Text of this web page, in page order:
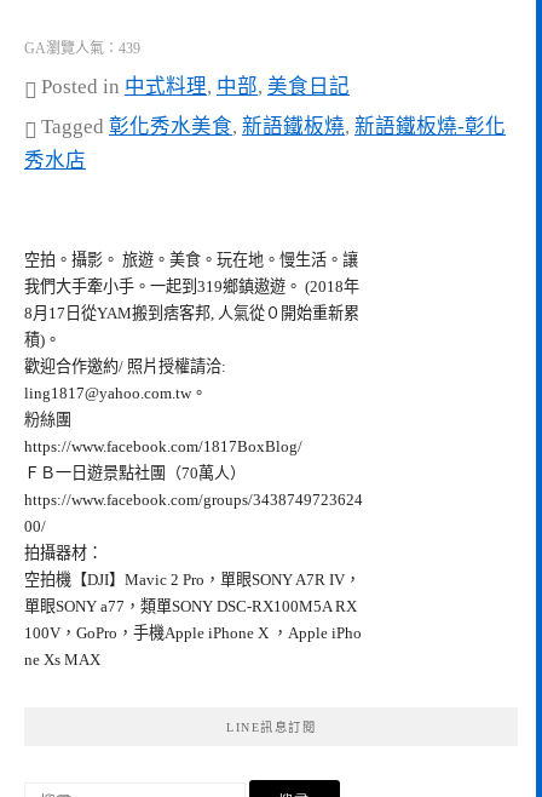
GA瀏覽人氣：439
Posted in 中式料理, 中部, 美食日記
Tagged 彰化秀水美食, 新語鐵板燒, 新語鐵板燒-彰化
秀水店
空拍。攝影。 旅遊。美食。玩在地。慢生活。讓
我們大手牽小手。一起到319鄉鎮遨遊。 (2018年
8月17日從YAM搬到痞客邦, 人氣從０開始重新累
積)。
歡迎合作邀約/ 照片授權請洽:
ling1817@yahoo.com.tw。
粉絲團
https://www.facebook.com/1817BoxBlog/
ＦＢ一日遊景點社團（70萬人）
https://www.facebook.com/groups/3438749723624
00/
拍攝器材：
空拍機【DJI】Mavic 2 Pro，單眼SONY A7R IV，
單眼SONY a77，類單SONY DSC-RX100M5A RX
100V，GoPro，手機Apple iPhone X ，Apple iPho
ne Xs MAX
LINE訊息訂閱